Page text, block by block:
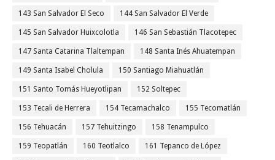
143 San Salvador El Seco 144 San Salvador El Verde
145 San Salvador Huixcolotla 146 San Sebastián Tlacotepec
147 Santa Catarina Tlaltempan 148 Santa Inés Ahuatempan
149 Santa Isabel Cholula 150 Santiago Miahuatlán
151 Santo Tomás Hueyotlipan 152 Soltepec
153 Tecali de Herrera 154 Tecamachalco 155 Tecomatlán
156 Tehuacán 157 Tehuitzingo 158 Tenampulco
159 Teopatlán 160 Teotlalco 161 Tepanco de López